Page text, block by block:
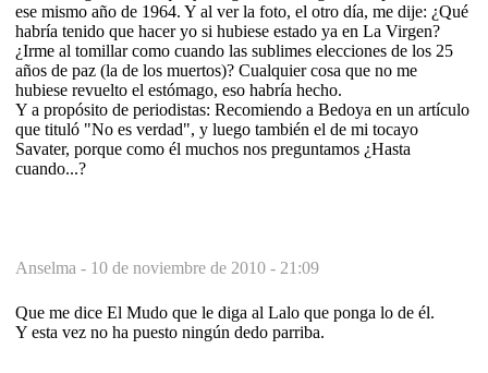
ese mismo año de 1964. Y al ver la foto, el otro día, me dije: ¿Qué
habría tenido que hacer yo si hubiese estado ya en La Virgen?
¿Irme al tomillar como cuando las sublimes elecciones de los 25
años de paz (la de los muertos)? Cualquier cosa que no me
hubiese revuelto el estómago, eso habría hecho.
Y a propósito de periodistas: Recomiendo a Bedoya en un artículo
que tituló "No es verdad", y luego también el de mi tocayo
Savater, porque como él muchos nos preguntamos ¿Hasta
cuando...?
Anselma - 10 de noviembre de 2010 - 21:09
Que me dice El Mudo que le diga al Lalo que ponga lo de él.
Y esta vez no ha puesto ningún dedo parriba.